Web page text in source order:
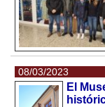
08/03/2023
El